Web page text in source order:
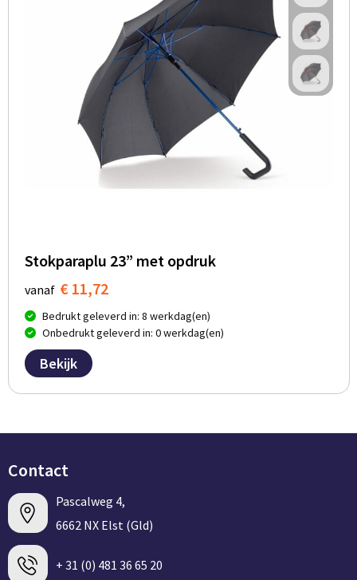
Stokparaplu 23” met opdruk
vanaf € 11,72
Bedrukt geleverd in: 8 werkdag(en)
Onbedrukt geleverd in: 0 werkdag(en)
Bekijk
Contact
Pascalweg 4,
6662 NX Elst (Gld)
+ 31 (0) 481 36 65 20